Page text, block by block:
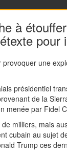
à
pour
une
présidentiel
de la
menée par Fidel
milliers, mais
cubain au sujet
Trump ces